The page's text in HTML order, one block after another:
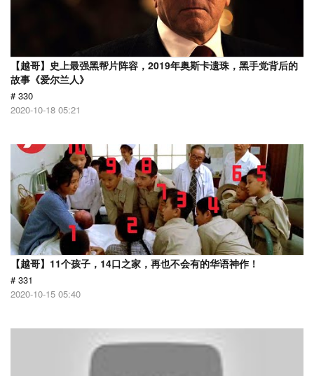
【越哥】史上最强黑帮片阵容，2019年奥斯卡遗珠，黑手党背后的
故事《爱尔兰人》
# 330
2020-10-18 05:21
【越哥】11个孩子，14口之家，再也不会有的华语神作！
# 331
2020-10-15 05:40